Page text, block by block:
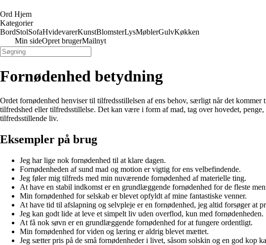
Ord Hjem
Kategorier
BordStolSofaHvidevarerKunstBlomsterLysMøblerGulvKøkken
Min sideOpret brugerMailnyt
Fornødenhed betydning
Ordet fornødenhed henviser til tilfredsstillelsen af ens behov, særligt når det
tilfredshed eller tilfredsstillelse. Det kan være i form af mad, tag over hovedet,
tilfredsstillende liv.
Eksempler på brug
Jeg har lige nok fornødenhed til at klare dagen.
Fornødenheden af sund mad og motion er vigtig for ens velbefindende.
Jeg føler mig tilfreds med min nuværende fornødenhed af materielle ting.
At have en stabil indkomst er en grundlæggende fornødenhed for de fleste
Min fornødenhed for selskab er blevet opfyldt af mine fantastiske venner.
At have tid til afslapning og selvpleje er en fornødenhed, jeg altid forsøger at
Jeg kan godt lide at leve et simpelt liv uden overflod, kun med fornødenheden.
At få nok søvn er en grundlæggende fornødenhed for at fungere ordentligt.
Min fornødenhed for viden og læring er aldrig blevet mættet.
Jeg sætter pris på de små fornødenheder i livet, såsom solskin og en god kop